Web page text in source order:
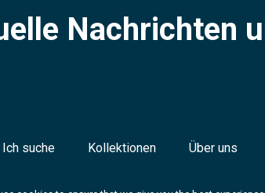
Nachrichten
Ich suche Kollektionen Über uns